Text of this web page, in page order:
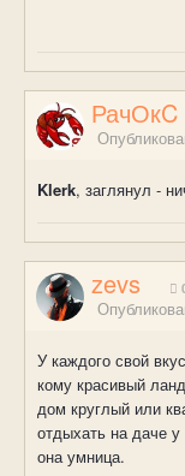
РачОкC
Klerk, заглянул -
zevs
У каждого свой
кому красивый
дом круглый или
отдыхать на даче
она умница.